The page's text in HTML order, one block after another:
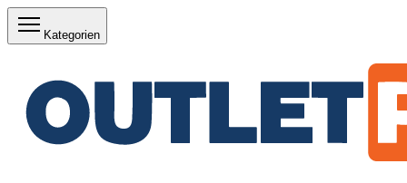
Kategorien